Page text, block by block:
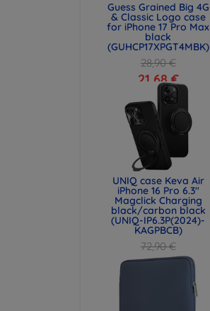
Guess Grained Big 4G
& Classic Logo case
for iPhone 17 Pro Max
black
(GUHCP17XPGT4MBK)
28,90 €
21,68 €
UNIQ case Keva Air
iPhone 16 Pro 6.3"
Magclick Charging
black/carbon black
(UNIQ-IP6.3P(2024)-
KAGPBCB)
72,90 €
54,67 €